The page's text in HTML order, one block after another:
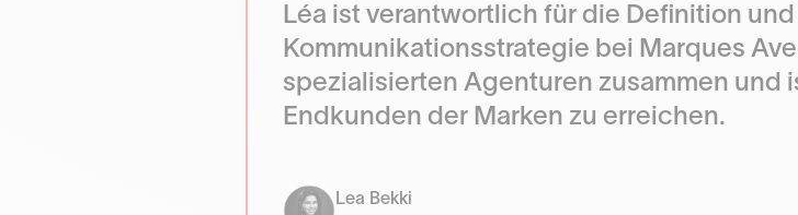
Léa ist verantwortlich für die Definition
Kommunikationsstrategie bei Marques
spezialisierten Agenturen zusammen und
Endkunden der Marken zu erreichen.
Lea Bekki